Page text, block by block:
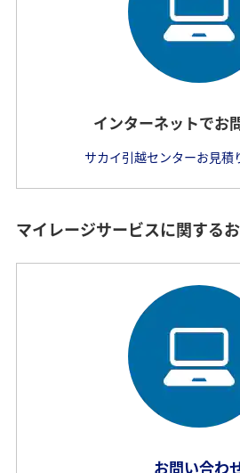
インターネットでお
サカイ引越センターお見積
マイレージサービスに関する
お問い合わ